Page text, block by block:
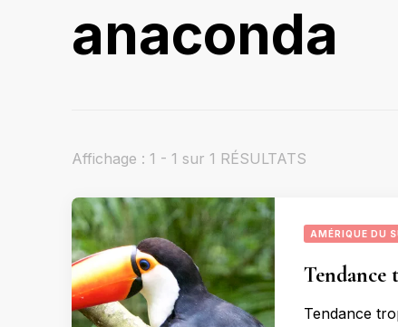
anaconda
Affichage : 1 - 1 sur 1 RÉSULTATS
AMÉRIQUE DU
Tendance
Tendance